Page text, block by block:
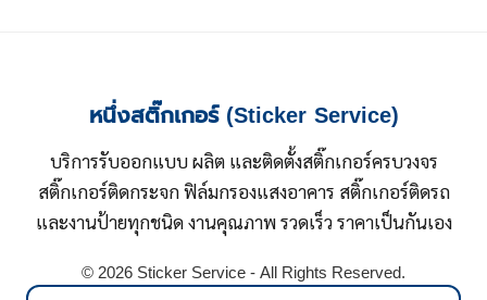
หนึ่งสติ๊กเกอร์ (Sticker Service)
บริการรับออกแบบ ผลิต และติดตั้งสติ๊กเกอร์ครบวงจร
สติ๊กเกอร์ติดกระจก ฟิล์มกรองแสงอาคาร สติ๊กเกอร์ติดรถ
และงานป้ายทุกชนิด งานคุณภาพ รวดเร็ว ราคาเป็นกันเอง
© 2026 Sticker Service - All Rights Reserved.